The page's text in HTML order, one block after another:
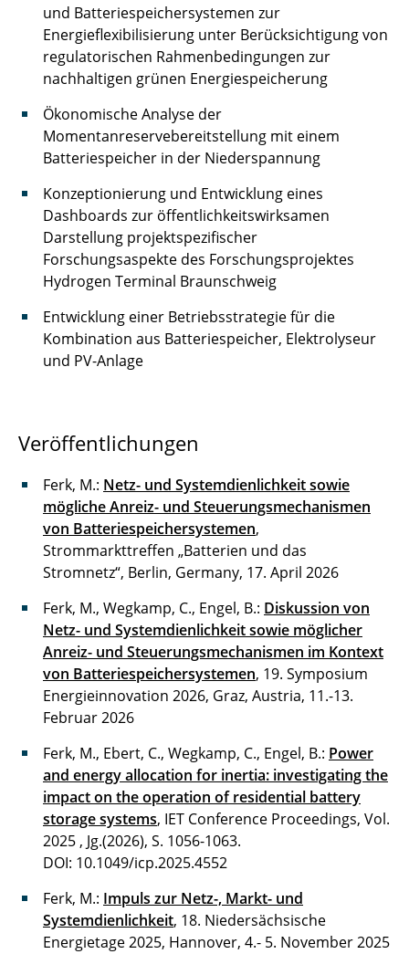
und Batteriespeichersystemen zur
Energieflexibilisierung unter Berücksichtigung von
regulatorischen Rahmenbedingungen zur
nachhaltigen grünen Energiespeicherung
Ökonomische Analyse der
Momentanreservebereitstellung mit einem
Batteriespeicher in der Niederspannung
Konzeptionierung und Entwicklung eines
Dashboards zur öffentlichkeitswirksamen
Darstellung projektspezifischer
Forschungsaspekte des Forschungsprojektes
Hydrogen Terminal Braunschweig
Entwicklung einer Betriebsstrategie für die
Kombination aus Batteriespeicher, Elektrolyseur
und PV-Anlage
Veröffentlichungen
Ferk, M.: Netz- und Systemdienlichkeit sowie
mögliche Anreiz- und Steuerungsmechanismen
von Batteriespeichersystemen,
Strommarkttreffen „Batterien und das
Stromnetz“, Berlin, Germany, 17. April 2026
Ferk, M., Wegkamp, C., Engel, B.: Diskussion von
Netz- und Systemdienlichkeit sowie möglicher
Anreiz- und Steuerungsmechanismen im Kontext
von Batteriespeichersystemen, 19. Symposium
Energieinnovation 2026, Graz, Austria, 11.-13.
Februar 2026
Ferk, M., Ebert, C., Wegkamp, C., Engel, B.: Power
and energy allocation for inertia: investigating the
impact on the operation of residential battery
storage systems, IET Conference Proceedings, Vol.
2025 , Jg.(2026), S. 1056-1063.
DOI: 10.1049/icp.2025.4552
Ferk, M.: Impuls zur Netz-, Markt- und
Systemdienlichkeit, 18. Niedersächsische
Energietage 2025, Hannover, 4.- 5. November 2025